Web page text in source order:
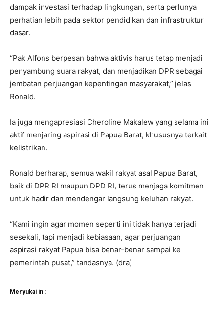
dampak investasi terhadap lingkungan, serta perlunya
perhatian lebih pada sektor pendidikan dan infrastruktur
dasar.
“Pak Alfons berpesan bahwa aktivis harus tetap menjadi
penyambung suara rakyat, dan menjadikan DPR sebagai
jembatan perjuangan kepentingan masyarakat,” jelas
Ronald.
Ia juga mengapresiasi Cheroline Makalew yang selama ini
aktif menjaring aspirasi di Papua Barat, khususnya terkait
kelistrikan.
Ronald berharap, semua wakil rakyat asal Papua Barat,
baik di DPR RI maupun DPD RI, terus menjaga komitmen
untuk hadir dan mendengar langsung keluhan rakyat.
“Kami ingin agar momen seperti ini tidak hanya terjadi
sesekali, tapi menjadi kebiasaan, agar perjuangan
aspirasi rakyat Papua bisa benar-benar sampai ke
pemerintah pusat,” tandasnya. (dra)
Menyukai ini: